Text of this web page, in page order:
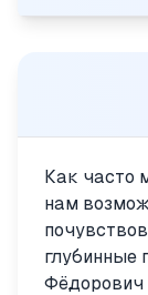
Как часто
нам
глубинные
Фёдорович